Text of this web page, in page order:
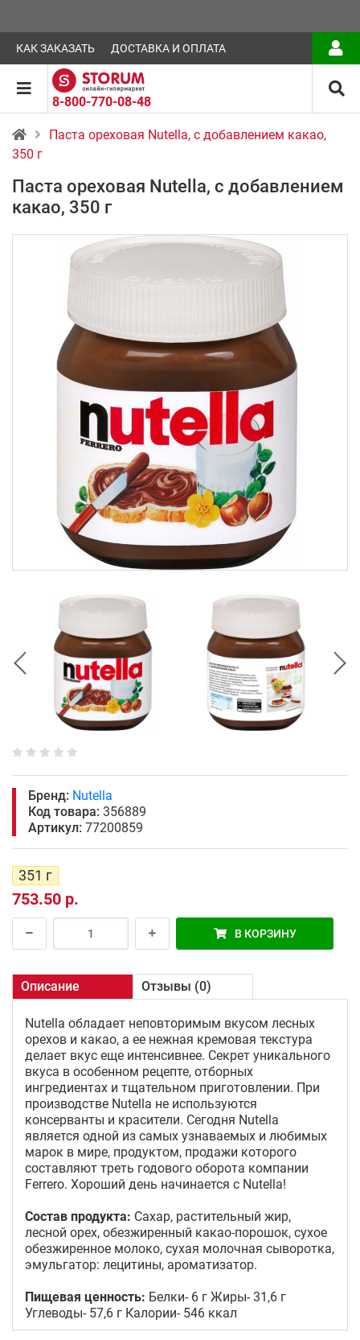
КАК ЗАКАЗАТЬ ДОСТАВКА И ОПЛАТА
8-800-770-08-48
Паста ореховая Nutella, с добавлением какао,
350 г
Паста ореховая Nutella, с добавлением
какао, 350 г
Бренд: Nutella
Код товара: 356889
Артикул: 77200859
351 г
753.50 р.
В КОРЗИНУ
Описание Отзывы (0)
Nutella обладает неповторимым вкусом лесных
орехов и какао, а ее нежная кремовая текстура
делает вкус еще интенсивнее. Секрет уникального
вкуса в особенном рецепте, отборных
ингредиентах и тщательном приготовлении. При
производстве Nutella не используются
консерванты и красители. Сегодня Nutella
является одной из самых узнаваемых и любимых
марок в мире, продуктом, продажи которого
составляют треть годового оборота компании
Ferrero. Хороший день начинается с Nutella!
Состав продукта: Сахар, растительный жир,
лесной орех, обезжиренный какао-порошок, сухое
обезжиренное молоко, сухая молочная сыворотка,
эмульгатор: лецитины, ароматизатор.
Пищевая ценность: Белки- 6 г Жиры- 31,6 г
Углеводы- 57,6 г Калории- 546 ккал